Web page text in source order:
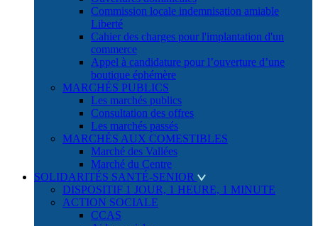
Commission locale indemnisation amiable
Liberté
Cahier des charges pour l'implantation d'un
commerce
Appel à candidature pour l’ouverture d’une
boutique éphémère
MARCHÉS PUBLICS
Les marchés publics
Consultation des offres
Les marchés passés
MARCHÉS AUX COMESTIBLES
Marché des Vallées
Marché du Centre
SOLIDARITÉS SANTÉ-SENIOR
DISPOSITIF 1 JOUR, 1 HEURE, 1 MINUTE
ACTION SOCIALE
CCAS